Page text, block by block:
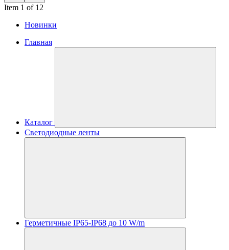
Item 1 of 12
Новинки
Главная
Каталог
Светодиодные ленты
Герметичные IP65-IP68 до 10 W/m